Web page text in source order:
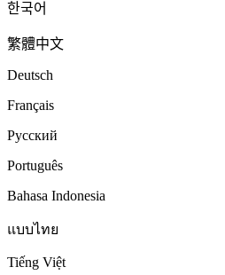
한국어
繁體中文
Deutsch
Français
Русский
Português
Bahasa Indonesia
แบบไทย
Tiếng Việt